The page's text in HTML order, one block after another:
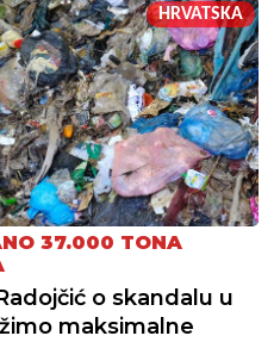
HRVATSKA
37.000 TONA
o skandalu u
maksimalne